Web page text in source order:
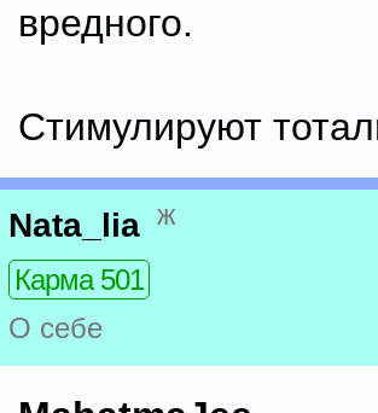
вредного.
Стимулируют
Nata_lia ж
Карма 501
О себе